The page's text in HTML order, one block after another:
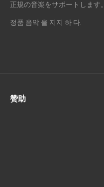
正規の音楽をサポートします。
정품 음악 을 지지 하 다.
赞助